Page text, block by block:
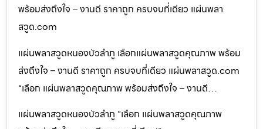
พร้อมส่งถึงใจ – งานดี ราคาถูก ครบจบที่เดียว แผ่นพลา
สวูด.com
แผ่นพลาสวูดหนองบัวลำภู เลือกแผ่นพลาสวูดคุณภาพ พร้อม
ส่งถึงใจ – งานดี ราคาถูก ครบจบที่เดียว แผ่นพลาสวูด.com
“เลือก แผ่นพลาสวูดคุณภาพ พร้อมส่งถึงใจ – งานดี…
แผ่นพลาสวูดหนองบัวลำภู “เลือก แผ่นพลาสวูดคุณภาพ